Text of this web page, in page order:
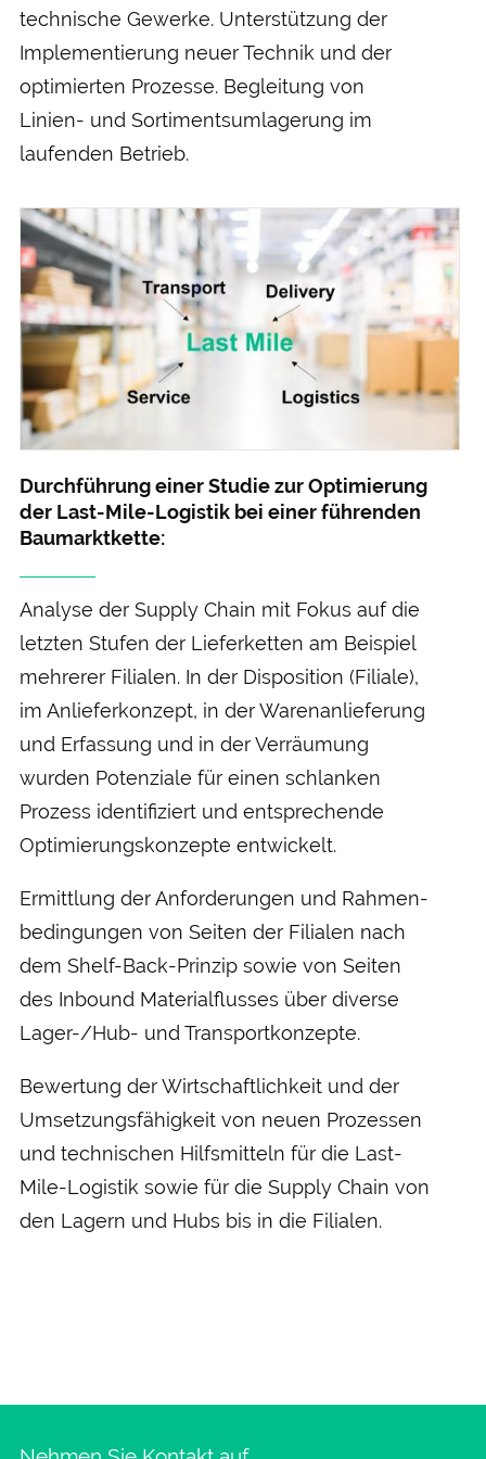
technische Gewerke. Unter­stützung der
Implementierung neuer Technik und der
optimierten Prozesse. Be­gleitung von
Linien- und Sortiments­umlagerung im
laufenden Betrieb.
Durch­führung einer Studie zur Optimierung
der Last-Mile-Logistik bei einer führenden
Bau­marktkette:
Analyse der Supply Chain mit Fokus auf die
letzten Stufen der Liefer­ketten am Beispiel
mehrerer Filialen. In der Disposition (Filiale),
im Anliefer­konzept, in der Waren­anlieferung
und Er­fassung und in der Ver­räumung
wurden Potenziale für einen schlanken
Prozess identifiziert und ent­sprechende
Optimierungs­konzepte ent­wickelt.
Ermittlung der An­forderungen und Rahmen­
bedingungen von Seiten der Filialen nach
dem Shelf-Back-Prinzip sowie von Seiten
des In­bound Material­flusses über diverse
Lager-/Hub- und Transport­konzepte.
Bewertung der Wirt­schaftlich­keit und der
Umsetzungs­fähigkeit von neuen Prozessen
und technischen Hilfs­mitteln für die Last-
Mile-Logistik sowie für die Supply Chain von
den Lagern und Hubs bis in die Filialen.